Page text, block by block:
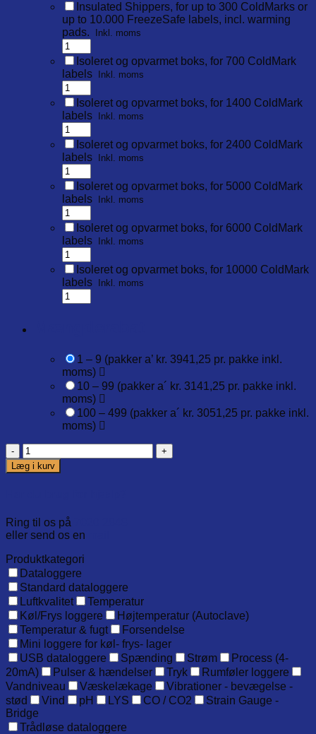
Insulated Shippers, for up to 300 ColdMarks or
up to 10.000 FreezeSafe labels, incl. warming
pads.
Inkl. moms
Isoleret og opvarmet boks, for 700 ColdMark
labels
Inkl. moms
Isoleret og opvarmet boks, for 1400 ColdMark
labels
Inkl. moms
Isoleret og opvarmet boks, for 2400 ColdMark
labels
Inkl. moms
Isoleret og opvarmet boks, for 5000 ColdMark
labels
Inkl. moms
Isoleret og opvarmet boks, for 6000 ColdMark
labels
Inkl. moms
Isoleret og opvarmet boks, for 10000 ColdMark
labels
Inkl. moms
1 – 9 (pakker a’ kr. 3941,25 pr. pakke inkl.
moms)
10 – 99 (pakker a´ kr. 3141,25 pr. pakke inkl.
moms)
100 – 499 (pakker a´ kr. 3051,25 pr. pakke inkl.
moms)
ColdMark
Temperature
labels.
Læg i kurv
Ring til os på
eller send os en
Produktkategori
Dataloggere
Standard dataloggere
Luftkvalitet
Temperatur
Køl/Frys loggere
Højtemperatur (Autoclave)
Temperatur & fugt
Forsendelse
Mini loggere for køl- frys- lager
USB dataloggere
Spænding Strøm
Process (4-
20mA)
Pulser & hændelser Tryk
Rumføler loggere
Vandniveau
Væskelækage
Vibrationer - bevægelse -
stød
Vind pH LYS CO / CO2
Strain Gauge -
Bridge
Trådløse dataloggere